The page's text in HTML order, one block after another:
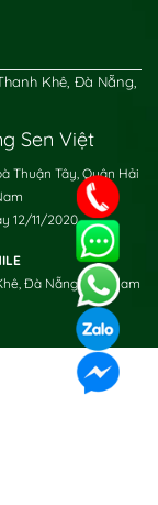
Khê, Đà Nẵng,
Sen Việt
Thuận Tây, Quận Hải
12/11/2020
Đà Nẵng, Việt Nam